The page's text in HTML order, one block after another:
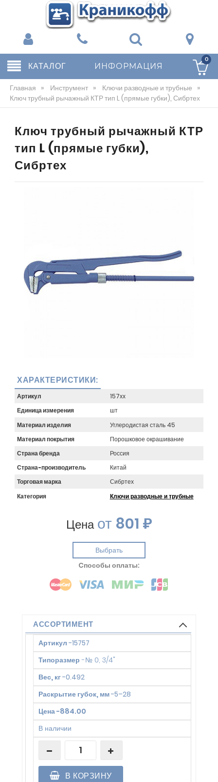
КАТАЛОГ ИНФОРМАЦИЯ
0
Главная » Инструмент » Ключи разводные и трубные »
Ключ трубный рычажный КТР тип L (прямые губки), Сибртех
Ключ трубный рычажный КТР
тип L (прямые губки),
Сибртех
ХАРАКТЕРИСТИКИ:
Артикул
157хх
Единица измерения
шт
Материал изделия
Углеродистая сталь 45
Материал покрытия
Порошковое окрашивание
Страна бренда
Россия
Страна-производитель
Китай
Торговая марка
Сибртех
Категория
Ключи разводные и трубные
Ценаот 801 ₽
Выбрать
Cпособы оплаты:
АССОРТИМЕНТ
Артикул -15757
Типоразмер -№ 0, 3/4"
Вес, кг-0.492
Раскрытие губок, мм-5–28
Цена-884.00
В наличии
В КОРЗИНУ